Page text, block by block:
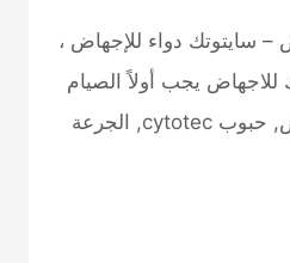
– سايتوتك دواء للإجهاض ،
يجب أولاً الصيام
جرعة سايتوتك للاجهاض, حبوب cytotec, الجرعة